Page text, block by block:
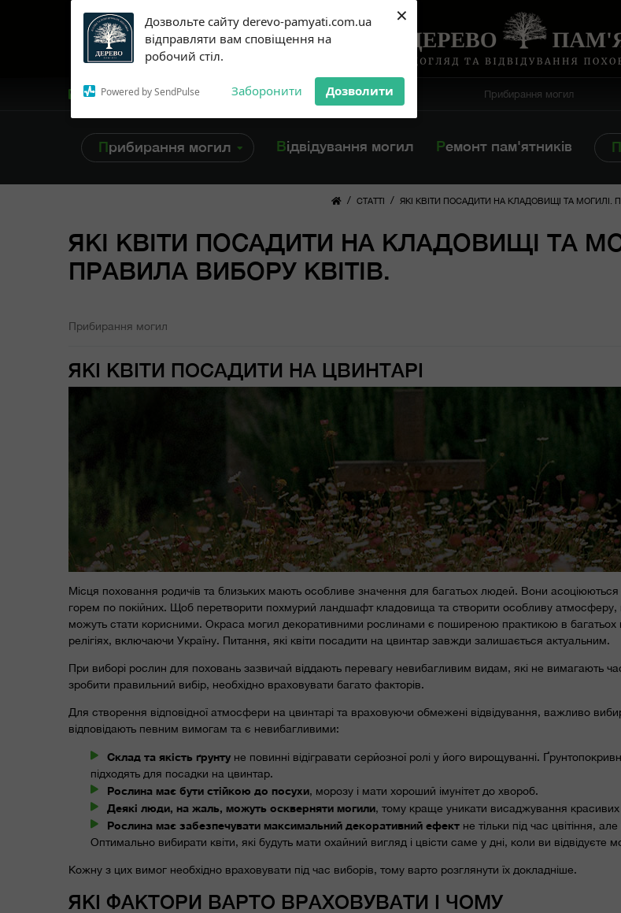
Дозвольте сайту derevo-pamyati.com.ua
відправляти вам сповіщення на
робочий стіл.
Powered by SendPulse Заборонити Дозволити
×
Subscribe to our
notifications!
To enable permission prompts, click
on the notification icon
+38 /099/ 45-96-616 Прибирання могил
Прибирання могил Відвідування могил Ремонт пам'ятників
/ СТАТТІ / ЯКІ КВІТИ ПОСАДИТИ НА КЛАДОВИЩІ ТА МОГИЛІ.
ЯКІ КВІТИ ПОСАДИТИ НА КЛАДОВИЩІ ТА
ПРАВИЛА ВИБОРУ КВІТІВ.
Прибирання могил
ЯКІ КВІТИ ПОСАДИТИ НА ЦВИНТАРІ
Місця поховання родичів та близьких мають особливе значення для багатьох людей. Вони
горем по покійних. Щоб перетворити похмурий ландшафт кладовища та створити особливу атмосферу,
можуть стати корисними. Окраса могил декоративними рослинами є поширеною практикою в багатьох
релігіях, включаючи Україну. Питання, які квіти посадити на цвинтар завжди залишається актуальним.
При виборі рослин для поховань зазвичай віддають перевагу невибагливим видам, які не вимагають
зробити правильний вибір, необхідно враховувати багато факторів.
Для створення відповідної атмосфери на цвинтарі та враховуючи обмежені відвідування, важливо
відповідають певним вимогам та є невибагливими:
Склад та якість ґрунту не повинні відігравати серйозної ролі у його вирощуванні.
підходять для посадки на цвинтар.
Рослина має бути стійкою до посухи, морозу і мати хороший імунітет до хвороб.
Деякі люди, на жаль, можуть оскверняти могили, тому краще уникати висаджування красивих
Рослина має забезпечувати максимальний декоративний ефект не тільки під час цвітіння,
Оптимально вибирати квіти, які будуть мати охайний вигляд і цвісти саме у дні, коли ви відвідуєте
Кожну з цих вимог необхідно враховувати під час виборів, тому варто розглянути їх докладніше.
ЯКІ ФАКТОРИ ВАРТО ВРАХОВУВАТИ І ЧОМУ